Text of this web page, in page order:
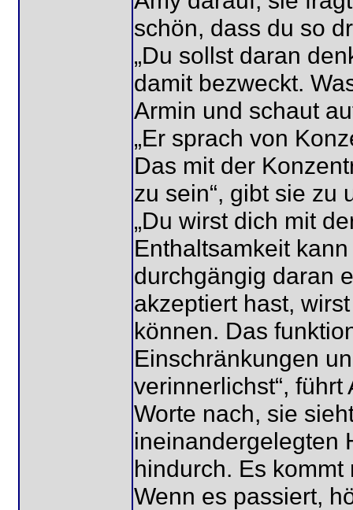
schön, dass du so
„Du sollst daran
damit bezweckt.
Armin und schaut
„Er sprach von
Das mit der
zu sein“, gibt sie zu
„Du wirst dich mit
Enthaltsamkeit
durchgängig daran
akzeptiert hast,
können. Das
Einschränkungen
verinnerlichst“,
Worte nach, sie
ineinandergelegten
hindurch. Es kommt
Wenn es passiert,